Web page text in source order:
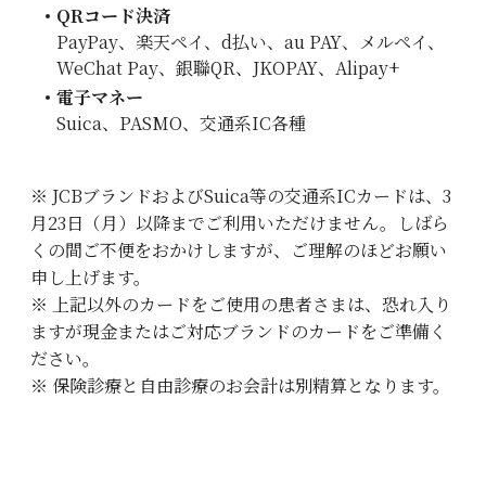
QRコード決済
PayPay、楽天ペイ、d払い、au PAY、メルペイ、
WeChat Pay、銀聯QR、JKOPAY、Alipay+
電子マネー
Suica、PASMO、交通系IC各種
※ JCBブランドおよびSuica等の交通系ICカードは、3
月23日（月）以降までご利用いただけません。しばら
くの間ご不便をおかけしますが、ご理解のほどお願い
申し上げます。
※ 上記以外のカードをご使用の患者さまは、恐れ入り
ますが現金またはご対応ブランドのカードをご準備く
ださい。
※ 保険診療と自由診療のお会計は別精算となります。